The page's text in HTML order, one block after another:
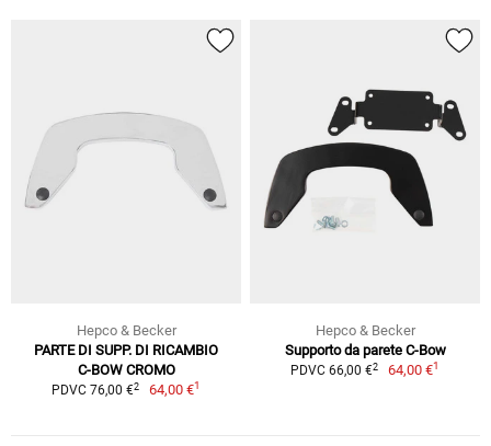
Hepco & Becker
PARTE DI SUPP. DI RICAMBIO
C-BOW CROMO
PDVC 76,00 €2 64,00 €1
Hepco & Becker
Supporto da parete C-Bow
PDVC 66,00 €2 64,00 €1